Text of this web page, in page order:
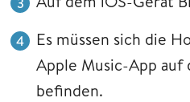
Es müssen sich die
Apple Music-App auf
befinden.